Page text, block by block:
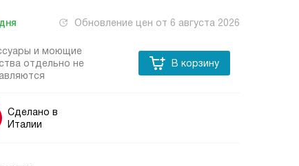
дня Обновление цен от 6 августа 2026
и моющие
отдельно не
В корзину
Сделано в
Италии